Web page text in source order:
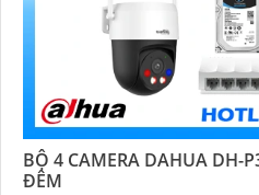
BỘ 4 CAMERA DAHUA DH-
ĐÊM